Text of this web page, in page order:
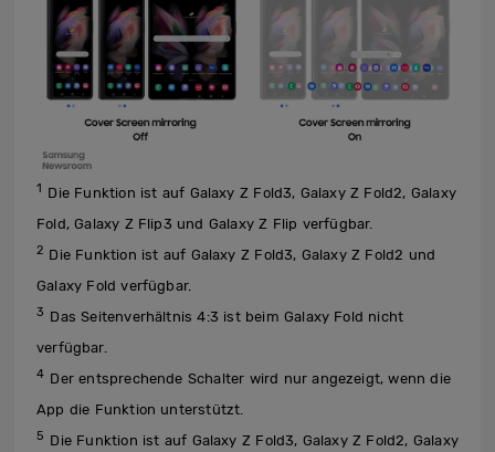
1 Die Funktion ist auf Galaxy Z Fold3, Galaxy Z Fold2, Galaxy
Fold, Galaxy Z Flip3 und Galaxy Z Flip verfügbar.
2 Die Funktion ist auf Galaxy Z Fold3, Galaxy Z Fold2 und
Galaxy Fold verfügbar.
3 Das Seitenverhältnis 4:3 ist beim Galaxy Fold nicht
verfügbar.
4 Der entsprechende Schalter wird nur angezeigt, wenn die
App die Funktion unterstützt.
5 Die Funktion ist auf Galaxy Z Fold3, Galaxy Z Fold2, Galaxy